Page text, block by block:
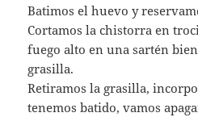
Batimos el huevo y
Cortamos la chistorra en
fuego alto en una sartén
grasilla.
Retiramos la grasilla,
tenemos batido, vamos